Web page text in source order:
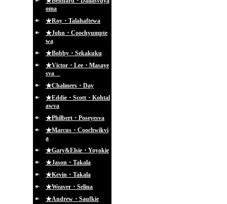
oma
★Roy・Talahaftewa
★John・Coochyumpte
wa
★Bobby・Sekakuku
★Victor・Lee・Masaye
sva
★Chalmers・Day
★Eddie・Scott・Kohtal
awva
★Philbert・Poseyesva
★Marcus・Coochwikvi
a
★Gary&Elsie・Yoyokie
★Jason・Takala
★Kevin・Takala
★Weaver・Selina
★Andrew・Saufkie